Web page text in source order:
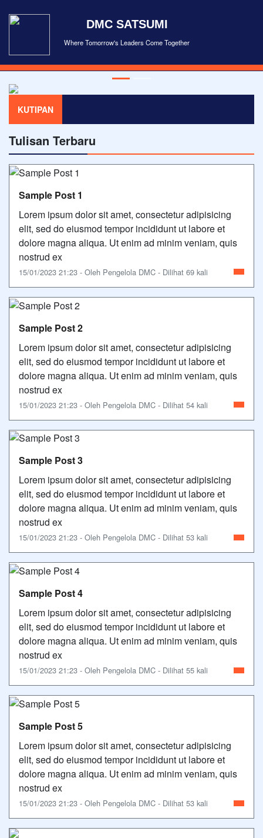
DMC SATSUMI
Where Tomorrow's Leaders Come Together
KUTIPAN
Tulisan Terbaru
Sample Post 1
Lorem ipsum dolor sit amet, consectetur adipisicing
elit, sed do eiusmod tempor incididunt ut labore et
dolore magna aliqua. Ut enim ad minim veniam, quis
nostrud ex
15/01/2023 21:23 - Oleh Pengelola DMC - Dilihat 69 kali
Sample Post 2
Lorem ipsum dolor sit amet, consectetur adipisicing
elit, sed do eiusmod tempor incididunt ut labore et
dolore magna aliqua. Ut enim ad minim veniam, quis
nostrud ex
15/01/2023 21:23 - Oleh Pengelola DMC - Dilihat 54 kali
Sample Post 3
Lorem ipsum dolor sit amet, consectetur adipisicing
elit, sed do eiusmod tempor incididunt ut labore et
dolore magna aliqua. Ut enim ad minim veniam, quis
nostrud ex
15/01/2023 21:23 - Oleh Pengelola DMC - Dilihat 53 kali
Sample Post 4
Lorem ipsum dolor sit amet, consectetur adipisicing
elit, sed do eiusmod tempor incididunt ut labore et
dolore magna aliqua. Ut enim ad minim veniam, quis
nostrud ex
15/01/2023 21:23 - Oleh Pengelola DMC - Dilihat 55 kali
Sample Post 5
Lorem ipsum dolor sit amet, consectetur adipisicing
elit, sed do eiusmod tempor incididunt ut labore et
dolore magna aliqua. Ut enim ad minim veniam, quis
nostrud ex
15/01/2023 21:23 - Oleh Pengelola DMC - Dilihat 53 kali